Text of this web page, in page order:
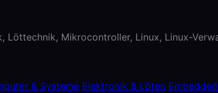
Löttechnik, Mikrocontroller, Linux, Linux-
& Systeme Elektronik & Löten